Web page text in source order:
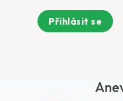
Přihlásit se